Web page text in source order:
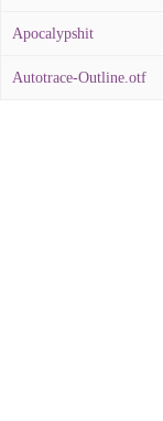
Apocalypshit
Autotrace-Outline.otf